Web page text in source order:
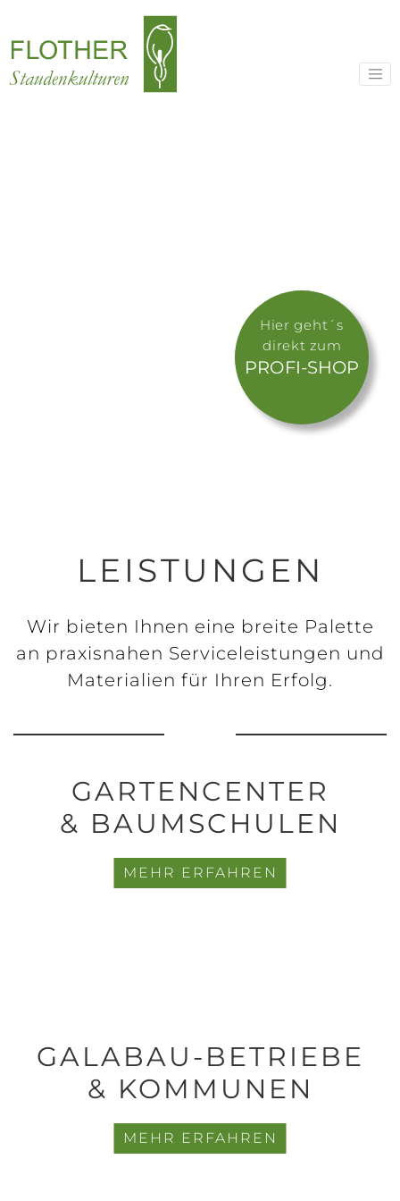
Hier geht´s
direkt zum
PROFI-SHOP
LEISTUNGEN
Wir bieten Ihnen eine breite Palette
an praxisnahen Serviceleistungen und
Materialien für Ihren Erfolg.
GARTENCENTER
& BAUMSCHULEN
MEHR ERFAHREN
GALABAU-BETRIEBE
& KOMMUNEN
MEHR ERFAHREN